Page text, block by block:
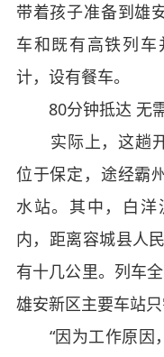
带着孩子准备到雄
车和既有高铁列
计，设有餐车。
80分钟抵达 无
实际上，这趟开
位于保定，途经霸
水站。其中，白
内，距离容城县人
有十几公里。列车
雄安新区主要车站只
“因为工作原因